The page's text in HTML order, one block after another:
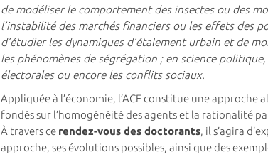
de modéliser le comportement des insectes ou des
l’instabilité des marchés financiers ou les effets des
d’étudier les dynamiques d’étalement urbain et de
les phénomènes de ségrégation ; en science
électorales ou encore les conflits sociaux.
Appliquée à l’économie, l’ACE constitue une
fondés sur l’homogénéité des agents et la rationalité
À travers ce rendez-vous des doctorants, il s’agira
approche, ses évolutions possibles, ainsi que des